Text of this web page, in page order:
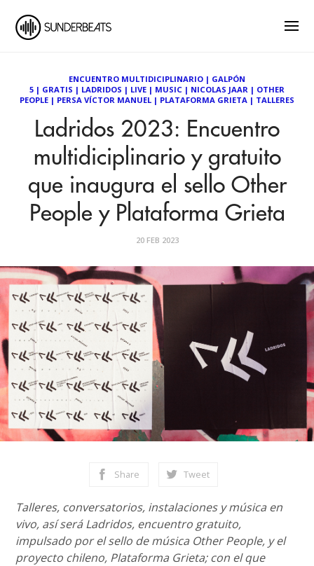
ENCUENTRO MULTIDICIPLINARIO | GALPÓN
5 | GRATIS | LADRIDOS | LIVE | MUSIC | NICOLAS JAAR | OTHER
PEOPLE | PERSA VÍCTOR MANUEL | PLATAFORMA GRIETA | TALLERES
Ladridos 2023: Encuentro
multidiciplinario y gratuito
que inaugura el sello Other
People y Plataforma Grieta
20 FEB 2023
Share Tweet
Talleres, conversatorios, instalaciones y música en
vivo, así será Ladridos, encuentro gratuito,
impulsado por el sello de música Other People, y el
proyecto chileno, Plataforma Grieta; con el que